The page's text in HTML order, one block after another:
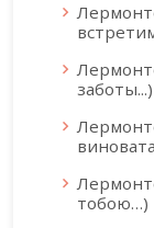
заботы...)
тобою…)